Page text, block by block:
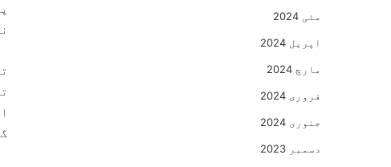
مئی 2024
اپریل 2024
مارچ 2024
فروری 2024
جنوری 2024
دسمبر 2023